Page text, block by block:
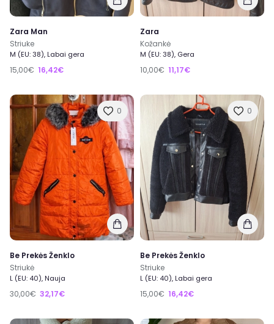
Zara Man
Striuke
M (EU: 38), Labai gera
15,00€ 16,42€
Zara
Kožankė
M (EU: 38), Gera
10,00€ 11,17€
0
Be Prekės Ženklo
Striukė
L (EU: 40), Nauja
30,00€ 32,17€
0
Be Prekės Ženklo
Striuke
L (EU: 40), Labai gera
15,00€ 16,42€